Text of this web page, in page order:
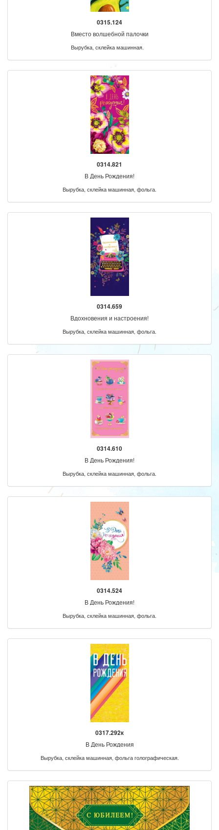
0315.124
Вместо волшебной палочки
Вырубка, склейка машинная.
0314.821
В День Рождения!
Вырубка, склейка машинная, фольга.
0314.659
Вдохновения и настроения!
Вырубка, склейка машинная, фольга.
0314.610
В День Рождения!
Вырубка, склейка машинная, фольга.
0314.524
В День Рождения!
Вырубка, склейка машинная, фольга.
0317.292к
В День Рождения
Вырубка, склейка машинная, фольга голографическая.